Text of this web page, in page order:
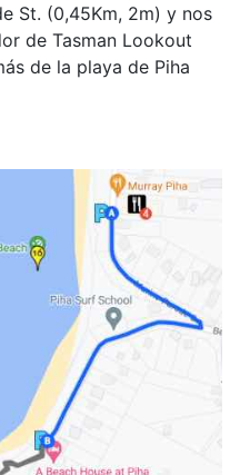
St. (0,45Km, 2m) y nos
de Tasman Lookout
de la playa de Piha